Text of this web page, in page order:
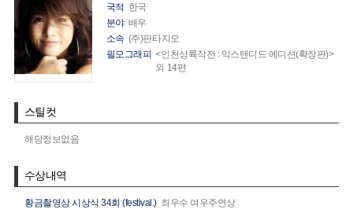
국적 한국
분야 배우
소속 (주)판타지오
필모그래피 <인천상륙작전 : 익스텐디드 에디션(확장판)>
외 14편
스틸컷
해당정보없음
수상내역
황금촬영상 시상식 34회 (festival.) 최우수 여우주연상